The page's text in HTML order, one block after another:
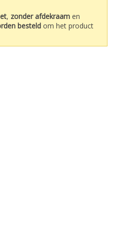
, zonder afdekraam en
besteld om het product